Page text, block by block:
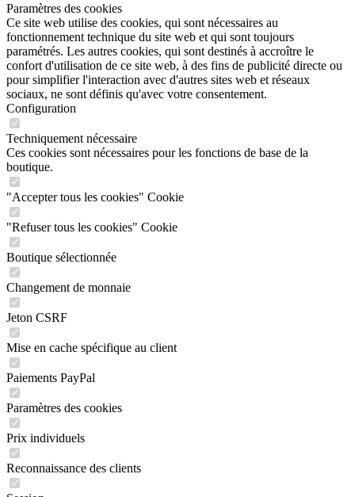
Paramètres des cookies
Ce site web utilise des cookies, qui sont nécessaires au
fonctionnement technique du site web et qui sont toujours
paramétrés. Les autres cookies, qui sont destinés à accroître le
confort d'utilisation de ce site web, à des fins de publicité directe ou
pour simplifier l'interaction avec d'autres sites web et réseaux
sociaux, ne sont définis qu'avec votre consentement.
Configuration
Techniquement nécessaire
Ces cookies sont nécessaires pour les fonctions de base de la
boutique.
"Accepter tous les cookies" Cookie
"Refuser tous les cookies" Cookie
Boutique sélectionnée
Changement de monnaie
Jeton CSRF
Mise en cache spécifique au client
Paiements PayPal
Paramètres des cookies
Prix individuels
Reconnaissance des clients